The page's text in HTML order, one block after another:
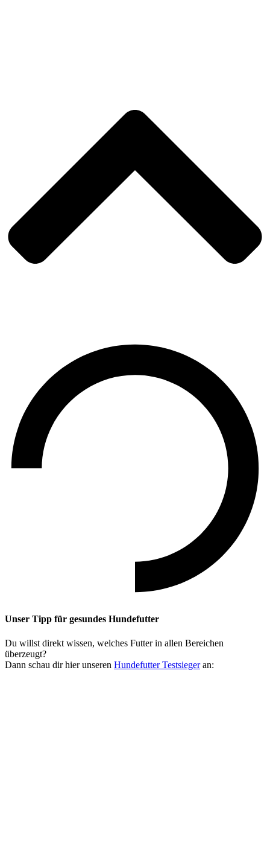
Unser Tipp für gesundes Hundefutter
Du willst direkt wissen, welches Futter in allen Bereichen
überzeugt?
Dann schau dir hier unseren Hundefutter Testsiegeran: